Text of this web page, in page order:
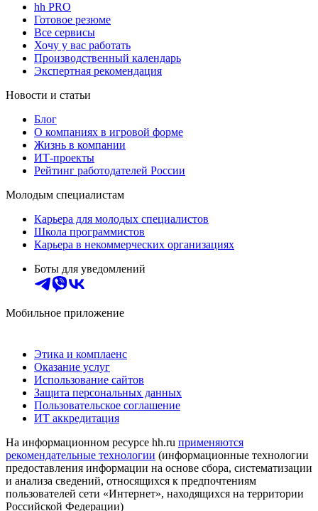
hh PRO
Готовое резюме
Все сервисы
Хочу у вас работать
Производственный календарь
Экспертная рекомендация
Новости и статьи
Блог
О компаниях в игровой форме
Жизнь в компании
ИТ-проекты
Рейтинг работодателей России
Молодым специалистам
Карьера для молодых специалистов
Школа программистов
Карьера в некоммерческих организациях
Боты для уведомлений
Мобильное приложение
Этика и комплаенс
Оказание услуг
Использование сайтов
Защита персональных данных
Пользовательское соглашение
ИТ аккредитация
На информационном ресурсе hh.ru применяются
рекомендательные технологии (информационные технологии
предоставления информации на основе сбора, систематизации
и анализа сведений, относящихся к предпочтениям
пользователей сети «Интернет», находящихся на территории
Российской Федерации)